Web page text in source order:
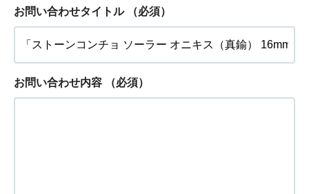
お問い合わせタイトル （必須）
お問い合わせ内容 （必須）